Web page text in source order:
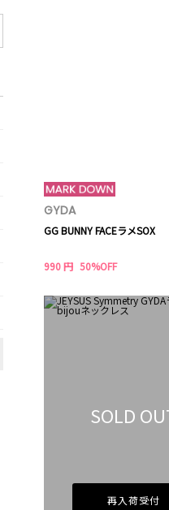
GYDA
GG BUNNY FACEラメSOX
990 円 50%OFF
SOLD
再入荷受付